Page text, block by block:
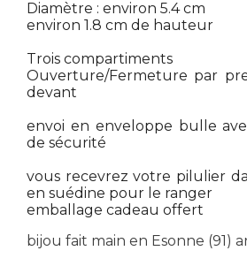
Diamètre : environ 5.4 cm
environ 1.8 cm de hauteur
Trois compartiments
Ouverture/Fermeture par
devant
envoi en enveloppe bulle
de sécurité
vous recevrez votre pilulier
en suédine pour le ranger
emballage cadeau offert
bijou fait main en Esonne (91)